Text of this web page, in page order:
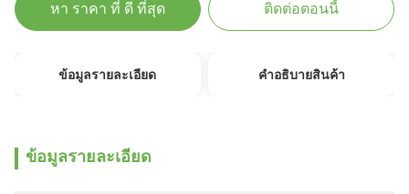
หา ราคา ที่ ดี ที่สุด ติดต่อตอนนี้
ข้อมูลรายละเอียด คําอธิบายสินค้า
ข้อมูลรายละเอียด